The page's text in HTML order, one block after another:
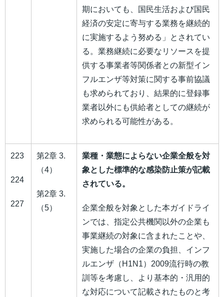
期においても、国民生活および国民
経済の安定に寄与する業務を継続的
に実施するよう努める」とされてい
る。業務継続に必要なリソースを提
供する事業者等関係者との新型イン
フルエンザ等対策に関する事前協議
も求められており、結果的に登録事
業者以外にも供給者としての継続が
求められる可能性がある。
223
224
227
第2章 3.
（4）
第2章 3.
（5）
業種・業態によらない企業全般を対
象とした標準的な感染防止策が記載
されている。
企業全般を対象とした本ガイドライ
ンでは、指定公共機関以外の企業も
事業継続の対象に含まれたことや、
実施した場合の企業の負担、インフ
ルエンザ（H1N1）2009流行時の教
訓等を考慮し、より基本的・汎用的
な対応について記載されたものと考